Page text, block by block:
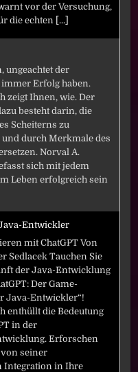
vor der Versuchung,
die echten [...]
ungeachtet der
Erfolg haben.
zeigt Ihnen, wie. Der
besteht darin, die
Scheiterns zu
durch Merkmale des
Norval A.
sich mit jedem
Leben erfolgreich sein
Entwickler
mit ChatGPT Von
Sedlacek Tauchen Sie
der Java-Entwicklung
Der Game-
Java-Entwickler“!
enthüllt die Bedeutung
in der
Erforschen
von seiner
Integration in Ihre